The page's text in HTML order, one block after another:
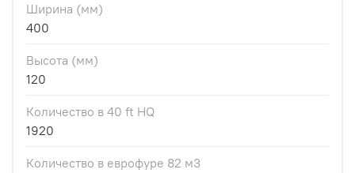
Ширина (мм)
400
Высота (мм)
120
Количество в 40 ft HQ
1920
Количество в еврофуре 82 м3